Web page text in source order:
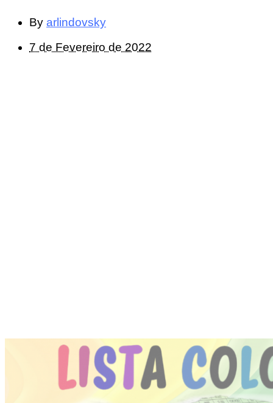
By arlindovsky
7 de Fevereiro de 2022